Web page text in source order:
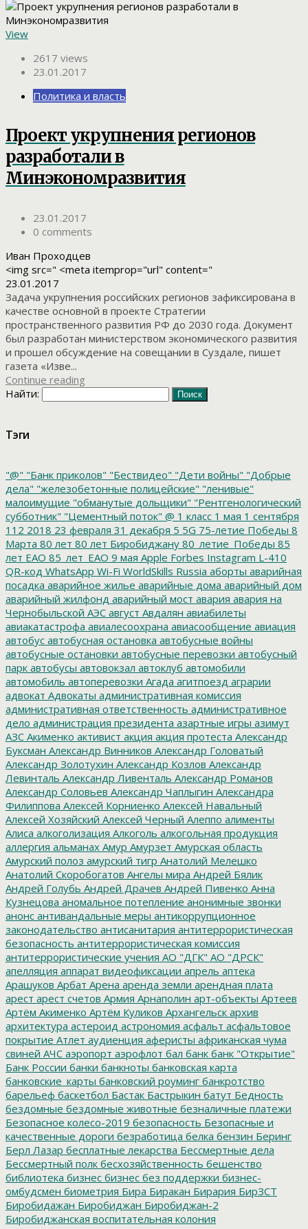
View
2617 views
23.01.2017
Политика и власть
Проект укрупнения регионов
разработали в
Минэкономразвития
23.01.2017
0 comments
Иван Проходцев
<img src=" <meta itemprop="url" content="
23.01.2017
Задача укрупнения российских регионов зафиксирована в
качестве основной в проекте Стратегии
пространственного развития РФ до 2030 года. Документ
был разработан министерством экономического развития
и прошел обсуждение на совещании в Суздале, пишет
газета «Изве...
Continue reading
Найти:
Тэги
"@" "Банк приколов" "Бествидео" "Дети войны" "Добрые
дела" "железобетонные полицейские" "ленивые"
малоимущие "обманутые дольщики" "Рентгенологический
субботник" "Цементный поток" @ 1 класс 1 мая 1 сентября
112 2018 23 февраля 31 декабря 5 5G 75-летие Победы 8
Марта 80 лет 80 лет Биробиджану 80_летие_Победы 85
лет ЕАО 85_лет_ЕАО 9 мая Apple Forbes Instagram L-410
QR-код WhatsApp Wi-Fi WorldSkills Russia аборты аварийная
посадка аварийное жилье аварийные дома аварийный дом
аварийный жилфонд аварийный мост авария авария на
Чернобыльской АЭС август Авдалян авиабилеты
авиакатастрофа авиалесоохрана авиасообщение авиация
автобус автобусная остановка автобусные войны
автобусные остановки автобусные перевозки автобусный
парк автобусы автовокзал автоклуб автомобили
автомобиль автоперевозки Агада агитпоезд аграрии
адвокат Адвокаты административная комиссия
административная ответственность административное
дело администрация президента азартные игры азимут
АЗС Акименко активист акция акция протеста Александр
Буксман Александр Винников Александр Головатый
Александр Золотухин Александр Козлов Александр
Левинталь Александр Ливенталь Александр Романов
Александр Соловьев Александр Чаплыгин Александра
Филиппова Алексей Корниенко Алексей Навальный
Алексей Хозяйский Алексей Черный Алеппо алименты
Алиса алкоголизация Алкоголь алкогольная продукция
аллергия альманах Амур Амурзет Амурская область
Амурский полоз амурский тигр Анатолий Мелешко
Анатолий Скоробогатов Ангелы мира Андрей Бялик
Андрей Голубь Андрей Драчев Андрей Пивенко Анна
Кузнецова аномальное потепление анонимные звонки
анонс антивандальные меры антикоррупционное
законодательство антисанитария антитеррористическая
безопасность антитеррористическая комиссия
антитеррористические учения АО "ДГК" АО "ДРСК"
апелляция аппарат видеофиксации апрель аптека
Арашуков Арбат Арена аренда земли арендная плата
арест арест счетов Армия Арнаполин арт-объекты Артеев
Артём Акименко Артём Куликов Архангельск архив
архитектура астероид астрономия асфальт асфальтовое
покрытие Атлет аудиенция аферисты африканская чума
свиней АЧС аэропорт аэрофлот бал банк банк "Открытие"
Банк России банки банкноты банковская карта
банковские_карты банковский роуминг банкротство
барельеф баскетбол Бастак Бастрыкин батут Бедность
бездомные бездомные животные безналичные платежи
Безопасное колесо-2019 безопасность Безопасные и
качественные дороги безработица белка бензин Беринг
Берл Лазар бесплатные лекарства Бессмертные дела
Бессмертный полк бесхозяйственность бешенство
библиотека бизнес бизнес без поддержки бизнес-
омбудсмен биометрия Бира Биракан Бирария БирЗСТ
Биробидажан Биробиджан Биробиджан-2
Биробиджанская воспитательная колония